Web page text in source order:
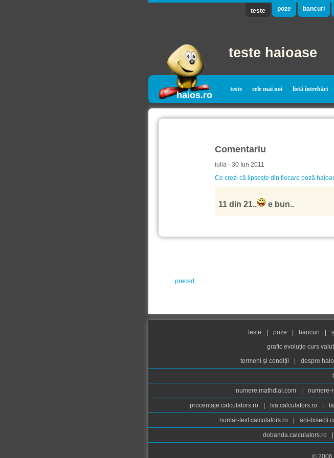
teste poze bancuri
teste haioase
haios.ro
teste cele mai noi listă întrebări
Comentariu
iulia - 30 Iun 2011
Ce crezi că lipsește din fiecare poză
11 din 21.. e bun..
preced.
teste poze bancuri
grafic evoluție curs
termeni și condiții
despre
numere.mathdial.com numere-
procentaje.calculators.ro tva.calculators.ro
numar-text.calculators.ro ani-
dobanda.calculators.ro
© 2006